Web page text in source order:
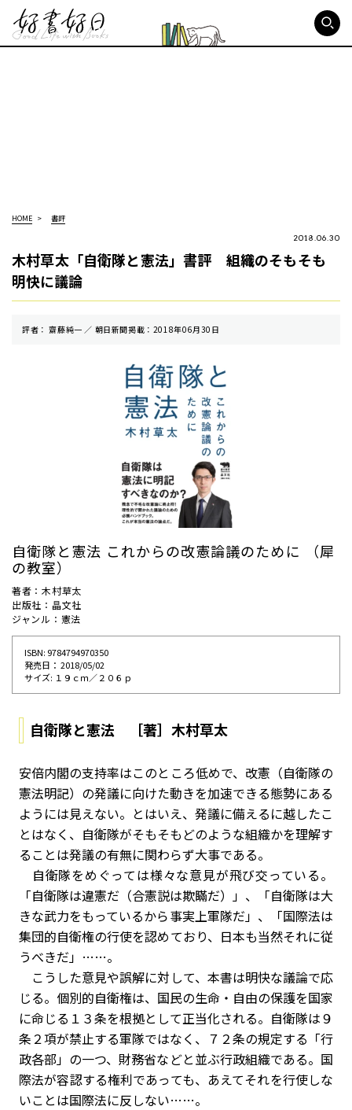
HOME 書評
2018.06.30
木村草太「自衛隊と憲法」書評 組織のそもそも
明快に議論
評者： 齋藤純一 ／ 朝⽇新聞掲載：2018年06月30日
自衛隊と憲法 これからの改憲論議のために （犀
の教室）
著者：木村草太
出版社：晶文社
ジャンル：憲法
ISBN: 9784794970350
発売⽇： 2018/05/02
サイズ: １９ｃｍ／２０６ｐ
自衛隊と憲法 ［著］木村草太
安倍内閣の支持率はこのところ低めで、改憲（自衛隊の
憲法明記）の発議に向けた動きを加速できる態勢にある
ようには見えない。とはいえ、発議に備えるに越したこ
とはなく、自衛隊がそもそもどのような組織かを理解す
ることは発議の有無に関わらず大事である。
自衛隊をめぐっては様々な意見が飛び交っている。
「自衛隊は違憲だ（合憲説は欺瞞だ）」、「自衛隊は大
きな武力をもっているから事実上軍隊だ」、「国際法は
集団的自衛権の行使を認めており、日本も当然それに従
うべきだ」……。
こうした意見や誤解に対して、本書は明快な議論で応
じる。個別的自衛権は、国民の生命・自由の保護を国家
に命じる１３条を根拠として正当化される。自衛隊は９
条２項が禁止する軍隊ではなく、７２条の規定する「行
政各部」の一つ、財務省などと並ぶ行政組織である。国
際法が容認する権利であっても、あえてそれを行使しな
いことは国際法に反しない……。